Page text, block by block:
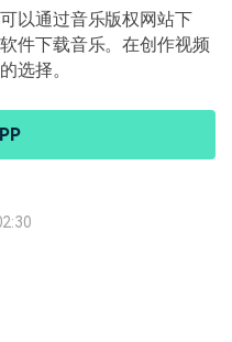
以通过音乐版权网站下
件下载音乐。在创作视频
选择。